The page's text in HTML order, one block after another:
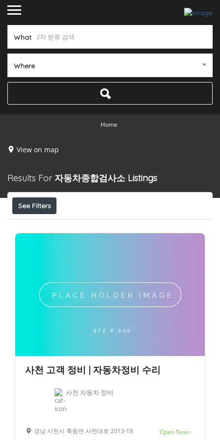
What
Where
Home
View on map
Results For 자동차종합검사소 Listings
See Filters
사천 고객 정비 | 자동차정비 수리
사천 자동차 정비
경남 사천시 축동면 사천대로 2013-18 Open Now~